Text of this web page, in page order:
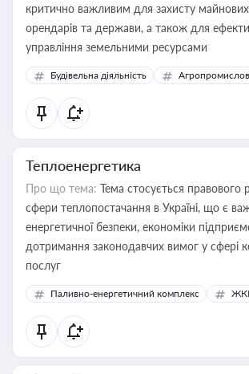
критично важливим для захисту майнових
орендарів та держави, а також для
управління земельними ресурсами
Будівельна діяльність
Теплоенергетика
Про що тема: Тема стосується правового
сфери теплопостачання в Україні, що є
енергетичної безпеки, економіки
дотримання законодавчих вимог у сфері
послуг
Паливно-енергетичний комплекс